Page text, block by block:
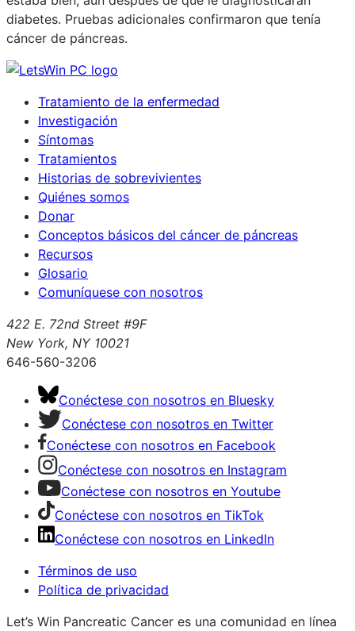
diabetes. Pruebas adicionales confirmaron que tenía
cáncer de páncreas.
Tratamiento de la enfermedad
Investigación
Síntomas
Tratamientos
Historias de sobrevivientes
Quiénes somos
Donar
Conceptos básicos del cáncer de páncreas
Recursos
Glosario
Comuníquese con nosotros
422 E. 72nd Street #9F
New York, NY 10021
646-560-3206
Conéctese con nosotros en Bluesky
Conéctese con nosotros en Twitter
Conéctese con nosotros en Facebook
Conéctese con nosotros en Instagram
Conéctese con nosotros en Youtube
Conéctese con nosotros en TikTok
Conéctese con nosotros en LinkedIn
Términos de uso
Política de privacidad
Let’s Win Pancreatic Cancer es una comunidad en línea